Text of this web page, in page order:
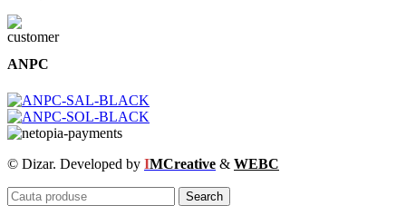
ANPC
© Dizar. Developed by IMCreative & WEBC
Search